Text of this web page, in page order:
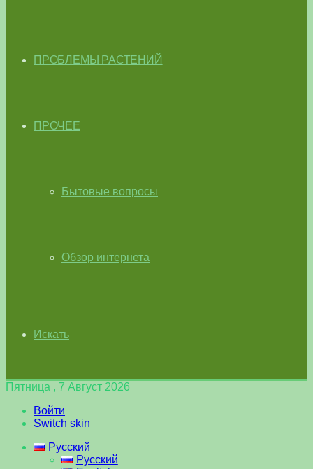
ПРОБЛЕМЫ РАСТЕНИЙ
ПРОЧЕЕ
Бытовые вопросы
Обзор интернета
Искать
Пятница , 7 Август 2026
Войти
Switch skin
Русский
Русский